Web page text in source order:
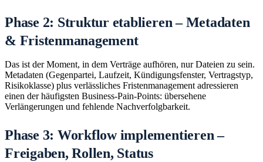
Phase 2: Struktur etablieren – Metadaten
& Fristenmanagement
Das ist der Moment, in dem Verträge aufhören, nur Dateien zu sein.
Metadaten (Gegenpartei, Laufzeit, Kündigungsfenster, Vertragstyp,
Risikoklasse) plus verlässliches Fristenmanagement adressieren
einen der häufigsten Business-Pain-Points: übersehene
Verlängerungen und fehlende Nachverfolgbarkeit.
Phase 3: Workflow implementieren –
Freigaben, Rollen, Status